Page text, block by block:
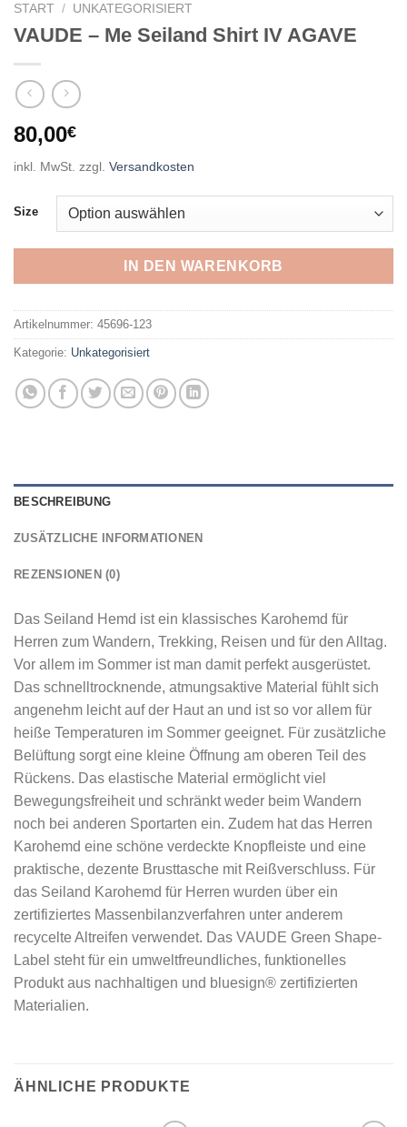
START / UNKATEGORISIERT
VAUDE – Me Seiland Shirt IV AGAVE
80,00€
inkl. MwSt. zzgl. Versandkosten
Size
IN DEN WARENKORB
Artikelnummer: 45696-123
Kategorie: Unkategorisiert
BESCHREIBUNG
ZUSÄTZLICHE INFORMATIONEN
REZENSIONEN (0)
Das Seiland Hemd ist ein klassisches Karohemd für
Herren zum Wandern, Trekking, Reisen und für den Alltag.
Vor allem im Sommer ist man damit perfekt ausgerüstet.
Das schnelltrocknende, atmungsaktive Material fühlt sich
angenehm leicht auf der Haut an und ist so vor allem für
heiße Temperaturen im Sommer geeignet. Für zusätzliche
Belüftung sorgt eine kleine Öffnung am oberen Teil des
Rückens. Das elastische Material ermöglicht viel
Bewegungsfreiheit und schränkt weder beim Wandern
noch bei anderen Sportarten ein. Zudem hat das Herren
Karohemd eine schöne verdeckte Knopfleiste und eine
praktische, dezente Brusttasche mit Reißverschluss. Für
das Seiland Karohemd für Herren wurden über ein
zertifiziertes Massenbilanzverfahren unter anderem
recycelte Altreifen verwendet. Das VAUDE Green Shape-
Label steht für ein umweltfreundliches, funktionelles
Produkt aus nachhaltigen und bluesign® zertifizierten
Materialien.
ÄHNLICHE PRODUKTE